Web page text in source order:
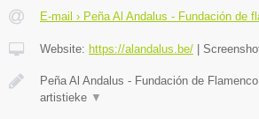
E-mail › Peña Al Andalus - Fundación de
Website: https://alandalus.be/ |
Peña Al Andalus - Fundación de
artistieke ▼